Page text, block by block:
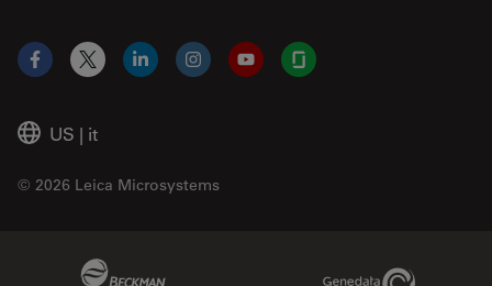
US | it
© 2026 Leica Microsystems
Facebook
X LinkedInInstagramYouTubeGlassdoor
Genedata Link